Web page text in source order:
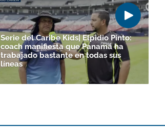
Serie del Caribe Kids| Elpidio Pinto:
coach manifiesta que Panamá ha
trabajado bastante en todas sus
líneas